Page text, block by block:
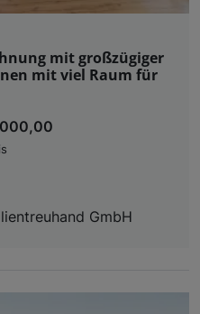
mit großzügiger
mit viel Raum für
GmbH